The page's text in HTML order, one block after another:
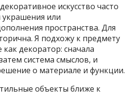
искусство часто
украшения или
пространства. Для
Я подхожу к предмету
декоратор: сначала
система смыслов, и
о материале и функции.
объекты ближе к